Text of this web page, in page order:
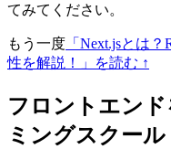
てみてください。
もう一度 「Next.jsとは
性を解説！」を読む ↑
フロントエン
ミングスクール